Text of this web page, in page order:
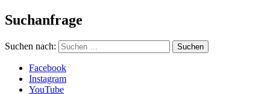
Suchanfrage
Suchen nach: Suchen
Facebook
Instagram
YouTube